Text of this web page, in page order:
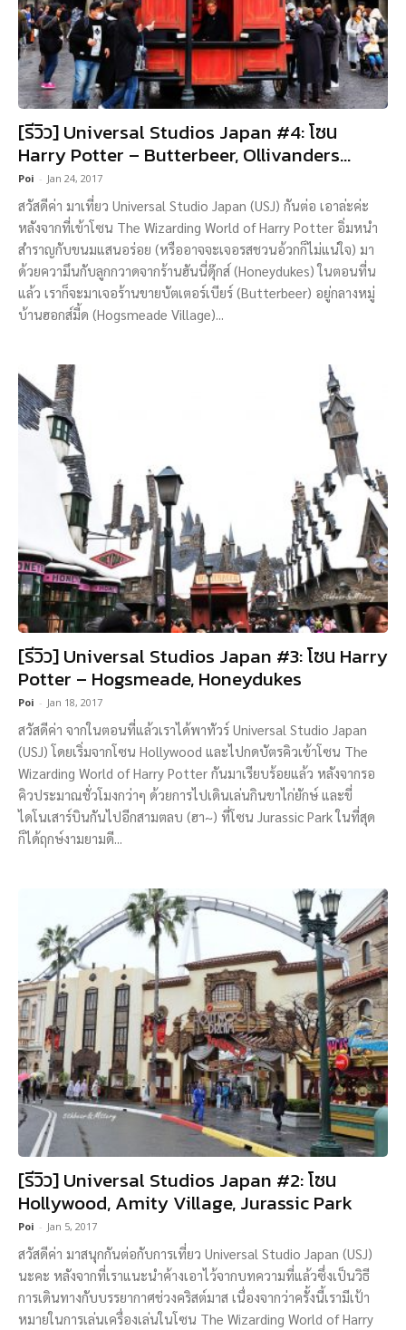
[รีวิว] Universal Studios Japan #4: โซน
Harry Potter – Butterbeer, Ollivanders...
Poi - Jan 24, 2017
สวัสดีค่า มาเที่ยว Universal Studio Japan (USJ) กันต่อ เอาล่ะค่ะ
หลังจากที่เข้าโซน The Wizarding World of Harry Potter อิ่มหนำ
สำราญกับขนมแสนอร่อย (หรืออาจจะเจอรสชวนอ้วกก็ไม่แน่ใจ) มา
ด้วยความึนกับลูกกวาดจากร้านฮันนี่ดุ๊กส์ (Honeydukes) ในตอนที่น
แล้ว เราก็จะมาเจอร้านขายบัตเตอร์เบียร์ (Butterbeer) อยู่กลางหมู่
บ้านฮอกส์มี้ด (Hogsmeade Village)...
[รีวิว] Universal Studios Japan #3: โซน Harry
Potter – Hogsmeade, Honeydukes
Poi - Jan 18, 2017
สวัสดีค่า จากในตอนที่แล้วเราได้พาทัวร์ Universal Studio Japan
(USJ) โดยเริ่มจากโซน Hollywood และไปกดบัตรคิวเข้าโซน The
Wizarding World of Harry Potter กันมาเรียบร้อยแล้ว หลังจากรอ
คิวประมาณชั่วโมงกว่าๆ ด้วยการไปเดินเล่นกินขาไก่ยักษ์ และขี่
ไดโนเสาร์บินกันไปอีกสามตลบ (ฮา~) ที่โซน Jurassic Park ในที่สุด
ก็ได้ฤกษ์งามยามดี...
[รีวิว] Universal Studios Japan #2: โซน
Hollywood, Amity Village, Jurassic Park
Poi - Jan 5, 2017
สวัสดีค่า มาสนุกกันต่อกับการเที่ยว Universal Studio Japan (USJ)
นะคะ หลังจากที่เราแนะนำค้างเอาไว้จากบทความที่แล้วซึ่งเป็นวิธี
การเดินทางกับบรรยากาศช่วงคริสต์มาส เนื่องจากว่าครั้งนี้เรามีเป้า
หมายในการเล่นเครื่องเล่นในโซน The Wizarding World of Harry